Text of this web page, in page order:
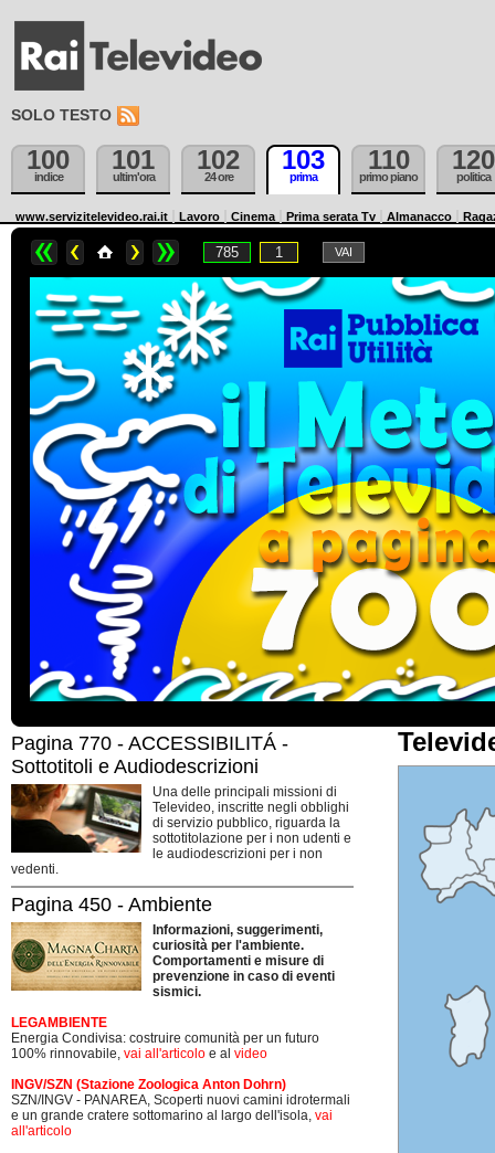
SOLO TESTO
100
indice
101
ultim'ora
102
24 ore
103
prima
110
primo piano
120
politica
www.servizitelevideo.rai.it Lavoro Cinema Prima serata Tv Almanacco
Pagina 770 - ACCESSIBILITÁ -
Sottotitoli e Audiodescrizioni
Una delle principali missioni di
Televideo, inscritte negli obblighi
di servizio pubblico, riguarda la
sottotitolazione per i non udenti e
le audiodescrizioni per i non
vedenti.
Pagina 450 - Ambiente
Informazioni, suggerimenti,
curiosità per l'ambiente.
Comportamenti e misure di
prevenzione in caso di eventi
sismici.
LEGAMBIENTE
Energia Condivisa: costruire comunità per un futuro
100% rinnovabile, vai all'articolo e al video
INGV/SZN (Stazione Zoologica Anton Dohrn)
SZN/INGV - PANAREA, Scoperti nuovi camini idrotermali
e un grande cratere sottomarino al largo dell'isola, vai
all'articolo